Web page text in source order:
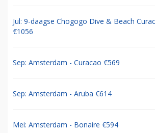
Jul: 9-daagse Chogogo Dive & Beach
€1056
Sep: Amsterdam - Curacao €569
Sep: Amsterdam - Aruba €614
Mei: Amsterdam - Bonaire €594